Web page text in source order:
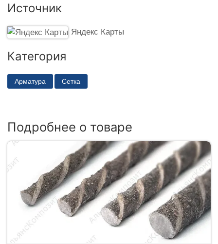
Источник
Яндекс Карты
Категория
Арматура Сетка
Подробнее о товаре